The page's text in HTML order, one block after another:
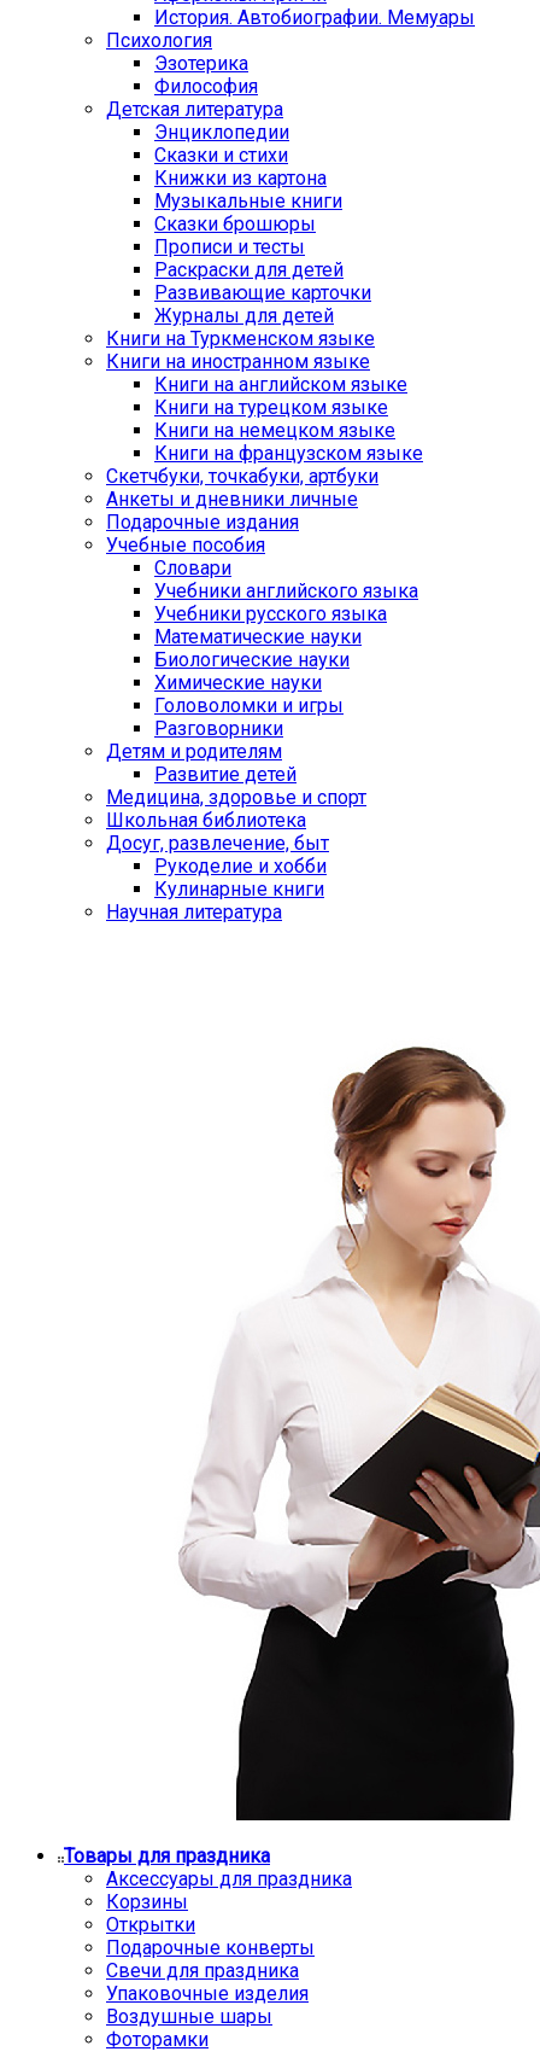
История. Автобиографии. Мемуары
Психология
Эзотерика
Философия
Детская литература
Энциклопедии
Сказки и стихи
Книжки из картона
Музыкальные книги
Сказки брошюры
Прописи и тесты
Раскраски для детей
Развивающие карточки
Журналы для детей
Книги на Туркменском языке
Книги на иностранном языке
Книги на английском языке
Книги на турецком языке
Книги на немецком языке
Книги на французском языке
Cкетчбуки, точкабуки, артбуки
Анкеты и дневники личные
Подарочные издания
Учебные пособия
Словари
Учебники английского языка
Учебники русского языка
Математические науки
Биологические науки
Химические науки
Головоломки и игры
Разговорники
Детям и родителям
Развитие детей
Медицина, здоровье и спорт
Школьная библиотека
Досуг, развлечение, быт
Рукоделие и хобби
Кулинарные книги
Научная литература
Товары для праздника
Аксессуары для праздника
Корзины
Открытки
Подарочные конверты
Свечи для праздника
Упаковочные изделия
Воздушные шары
Фоторамки